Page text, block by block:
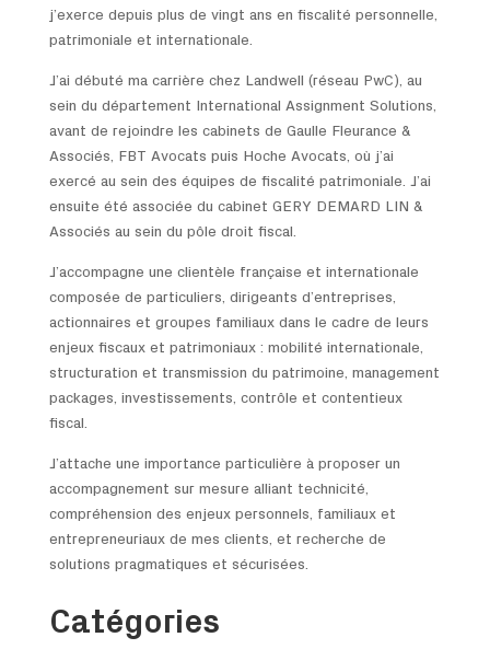
j’exerce depuis plus de vingt ans en fiscalité personnelle,
patrimoniale et internationale.
J’ai débuté ma carrière chez Landwell (réseau PwC), au
sein du département International Assignment Solutions,
avant de rejoindre les cabinets de Gaulle Fleurance &
Associés, FBT Avocats puis Hoche Avocats, où j’ai
exercé au sein des équipes de fiscalité patrimoniale. J’ai
ensuite été associée du cabinet GERY DEMARD LIN &
Associés au sein du pôle droit fiscal.
J’accompagne une clientèle française et internationale
composée de particuliers, dirigeants d’entreprises,
actionnaires et groupes familiaux dans le cadre de leurs
enjeux fiscaux et patrimoniaux : mobilité internationale,
structuration et transmission du patrimoine, management
packages, investissements, contrôle et contentieux
fiscal.
J’attache une importance particulière à proposer un
accompagnement sur mesure alliant technicité,
compréhension des enjeux personnels, familiaux et
entrepreneuriaux de mes clients, et recherche de
solutions pragmatiques et sécurisées.
Catégories